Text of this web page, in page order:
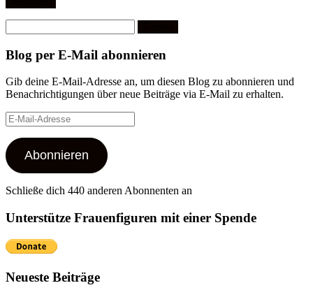
nach:
Blog per E-Mail abonnieren
Gib deine E-Mail-Adresse an, um diesen Blog zu abonnieren und
Benachrichtigungen über neue Beiträge via E-Mail zu erhalten.
E-
Mail-
Adresse
Abonnieren
Schließe dich 440 anderen Abonnenten an
Unterstütze Frauenfiguren mit einer Spende
Neueste Beiträge